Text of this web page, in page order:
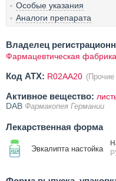
Особые указания
Аналоги препарата
Владелец
Фармацевтическая
Код ATX: R02AA20 (Прочие
Активное вещество:
DAB Фармакопея Германии
Лекарственная форма
Эвкалипта настойка